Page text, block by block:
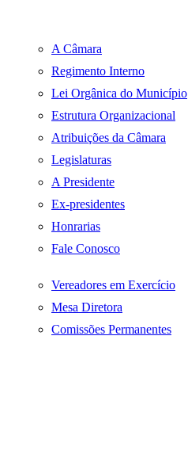
A Câmara
Regimento Interno
Lei Orgânica do Município
Estrutura Organizacional
Atribuições da Câmara
Legislaturas
A Presidente
Ex-presidentes
Honrarias
Fale Conosco
Vereadores em Exercício
Mesa Diretora
Comissões Permanentes